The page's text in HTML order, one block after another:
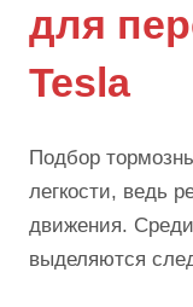
для
Tesla
Подбор
легкости, ведь
движения.
выделяются